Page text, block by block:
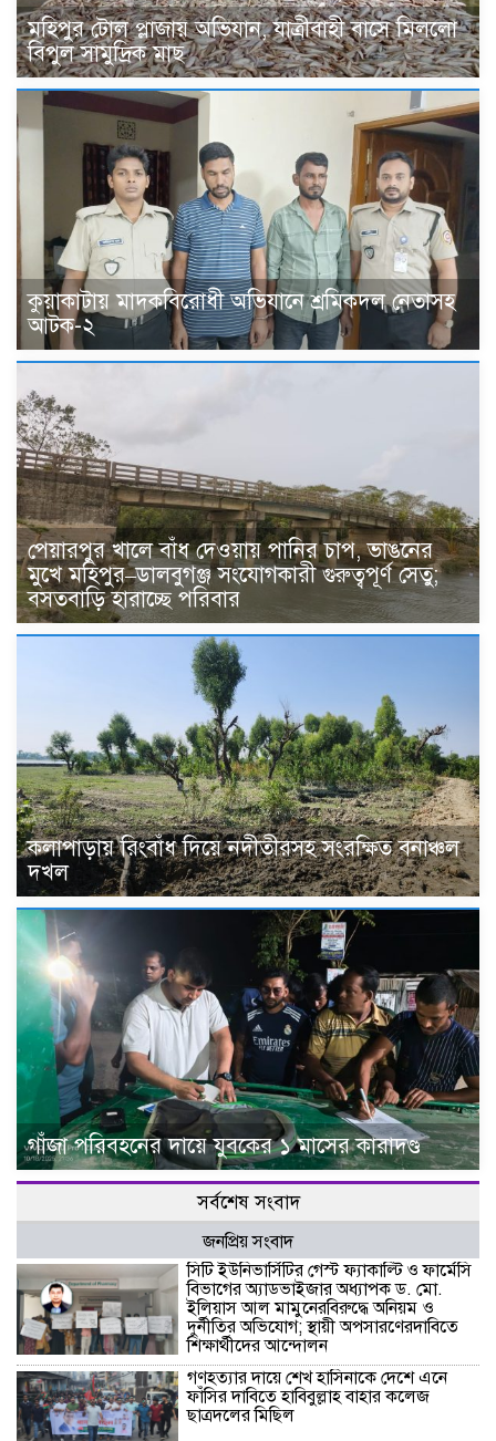
মহিপুর টোল প্লাজায় অভিযান, যাত্রীবাহী বাসে মিললো
বিপুল সামুদ্রিক মাছ
কুয়াকাটায় মাদকবিরোধী অভিযানে শ্রমিকদল নেতাসহ
আটক-২
পেয়ারপুর খালে বাঁধ দেওয়ায় পানির চাপ, ভাঙনের
মুখে মহিপুর–ডালবুগঞ্জ সংযোগকারী গুরুত্বপূর্ণ সেতু;
বসতবাড়ি হারাচ্ছে পরিবার
কলাপাড়ায় রিংবাঁধ দিয়ে নদীতীরসহ সংরক্ষিত বনাঞ্চল
দখল
গাঁজা পরিবহনের দায়ে যুবকের ১ মাসের কারাদণ্ড
সর্বশেষ সংবাদ
জনপ্রিয় সংবাদ
সিটি ইউনিভার্সিটির গেস্ট ফ্যাকাল্টি ও ফার্মেসি
বিভাগের অ্যাডভাইজার অধ্যাপক ড. মো.
ইলিয়াস আল মামুনেরবিরুদ্ধে অনিয়ম ও
দুর্নীতির অভিযোগ; স্থায়ী অপসারণেরদাবিতে
শিক্ষার্থীদের আন্দোলন
গণহত্যার দায়ে শেখ হাসিনাকে দেশে এনে
ফাঁসির দাবিতে হাবিবুল্লাহ বাহার কলেজ
ছাত্রদলের মিছিল